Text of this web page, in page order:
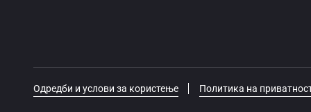
Одредби и услови за користење Политика на